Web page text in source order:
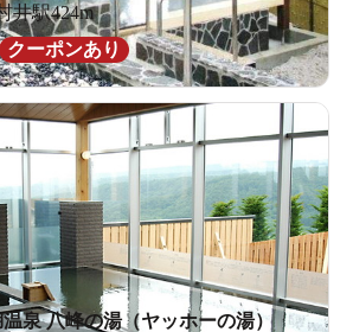
井駅424m
クーポンあり
泉 八峰の湯（ヤッホーの湯）